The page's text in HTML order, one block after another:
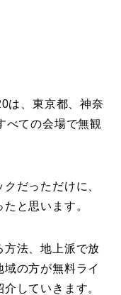
は、東京都、神奈
べての会場で無観
だっただけに、
と思います。
方法、地上派で放
の方が無料ライ
していきます。